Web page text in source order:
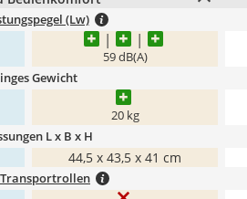
(Lw)
59 dB(A)
Gewicht
20 kg
L x B x H
44,5 x 43,5 x 41 cm